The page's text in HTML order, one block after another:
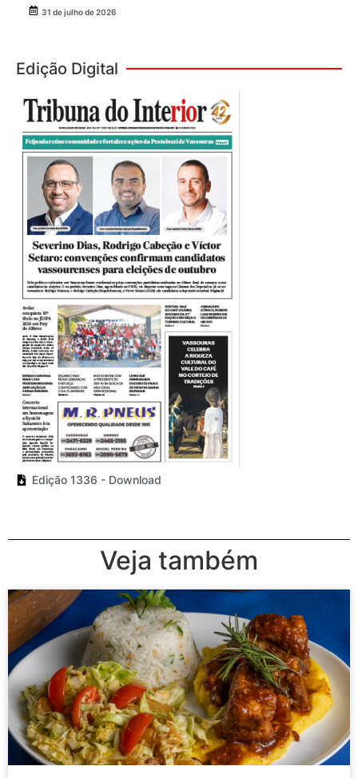
31 de julho de 2026
Edição Digital
Edição 1336 - Download
Veja também